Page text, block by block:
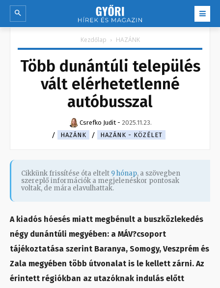
Kezdőlap HAZÁNK
Több dunántúli település
vált elérhetetlenné
autóbusszal
Csrefko Judit - 2025.11.23.
HAZÁNK
HAZÁNK - KÖZÉLET
Cikkünk frissítése óta eltelt 9 hónap, a szövegben
szereplő információk a megjelenéskor pontosak
voltak, de mára elavulhattak.
A kiadós hóesés miatt megbénult a buszközlekedés
négy dunántúli megyében: a MÁV?csoport
tájékoztatása szerint Baranya, Somogy, Veszprém és
Zala megyében több útvonalat is le kellett zárni. Az
érintett régiókban az utazóknak indulás előtt